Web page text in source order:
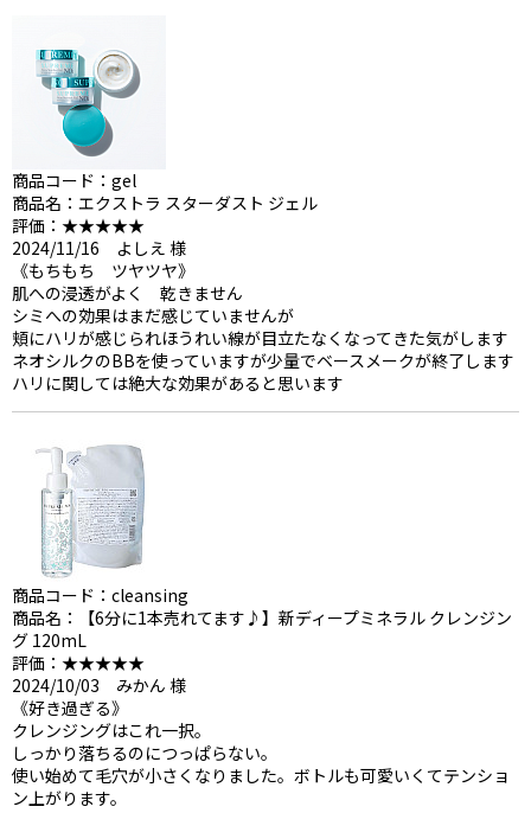
商品コード：gel
商品名：エクストラ スターダスト ジェル
評価：★★★★★
2024/11/16 よしえ 様
《もちもち ツヤツヤ》
肌への浸透がよく 乾きません
シミへの効果はまだ感じていませんが
頬にハリが感じられほうれい線が目立たなくなってきた気がします
ネオシルクのBBを使っていますが少量でベースメークが終了します
ハリに関しては絶大な効果があると思います
商品コード：cleansing
商品名：【6分に1本売れてます♪】新ディープミネラル クレンジン
グ 120mL
評価：★★★★★
2024/10/03 みかん 様
《好き過ぎる》
クレンジングはこれ一択。
しっかり落ちるのにつっぱらない。
使い始めて毛穴が小さくなりました。ボトルも可愛いくてテンショ
ン上がります。